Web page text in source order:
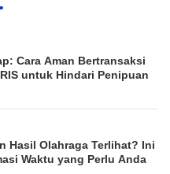
Cara Aman Bertransaksi
untuk Hindari Penipuan
Hasil Olahraga Terlihat? Ini
Waktu yang Perlu Anda